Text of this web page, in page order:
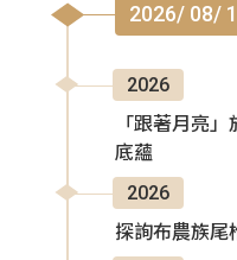
2026/ 08/
2026
「跟著月亮
底蘊
2026
探詢布農族尾